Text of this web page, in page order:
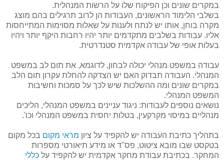
במקרים שונים וכן הפיקוח שלו על הרשות המנהלית.
בשלבי הלימוד הראשונים, העבודות הן לרוב תרגילים בהם מוצג
מקרה בוחן, אותו יש לנתח ולענות על שאלות מסוימות המתייחסות
אליו. עבודות בשלבים מתקדמים יותר יהיו רחבות היקף יותר ויהיו
בעלות אופי של עבודה אקדמית סטנדרטית.
עבודה במשפט מנהלי יכולה לבחון, לדוגמא, את תום לב במשפט
המנהלי. העבודה תבדוק האם יש הצדקה להחלת עקרון תום הלב
במקרים שונים ומה ההשלכות שיש לכך על סמכות וחשיבות
המשפט המנהלי.
נושאים נוספים לעבודות: ניגוד עניינים במשפט המנהלי, הליכים
מנהליים במיסוי מקרקעין, בטלות יחסית במשפט המנהלי וכו'.
בתהליך כתיבת העבודה יש להקפיד על ציון מראי מקום בכל מקום
בטקסט שבו מובא ציטוט, פס"ד או מידע תיאורטי מספרות
המחקר. בכתיבת עבודת מחקר אקדמית יש להקפיד על כללי